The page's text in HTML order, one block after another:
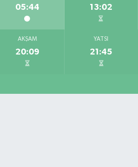
05:44 13:02
AKŞAM
20:09
YATSI
21:45